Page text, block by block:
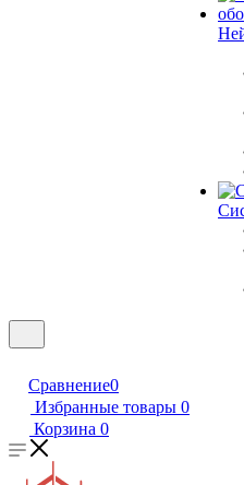
Сравнение0
Избранные товары 0
Корзина 0